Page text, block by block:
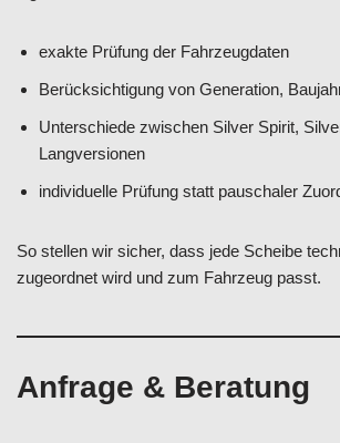
exakte Prüfung der Fahrzeugdaten
Berücksichtigung von Generation,
Unterschiede zwischen Silver Spirit,
Langversionen
individuelle Prüfung statt pauschaler
So stellen wir sicher, dass jede Scheibe
zugeordnet wird und zum Fahrzeug passt.
Anfrage & Beratung